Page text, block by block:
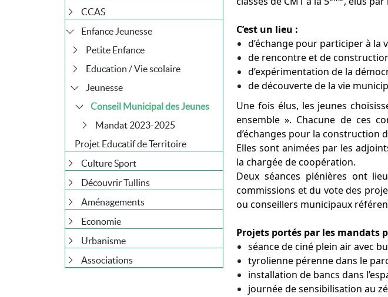
CCAS
Enfance Jeunesse
Petite Enfance
Education / Vie scolaire
Jeunesse
Conseil Municipal des Jeunes
Mandat 2023-2025
Projet Educatif de Territoire
Culture Sport
Découvrir Tullins
Aménagements
Economie
Urbanisme
Associations
C’est un lieu :
d’échange pour participer à la
de rencontre et de
d’expérimentation de la
de découverte de la vie
Une fois élus, les jeunes
ensemble ». Chacune de ces
d’échanges pour la construction
Elles sont animées par les
la chargée de coopération.
Deux séances plénières ont
commissions et du vote des
ou conseillers municipaux
Projets portés par les mandats
séance de ciné plein air avec
tyrolienne pérenne dans le
installation de bancs dans
journée de sensibilisation au